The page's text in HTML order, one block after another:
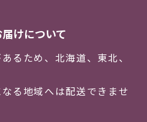
けについて
るため、北海道、東北、
る地域へは配送できませ